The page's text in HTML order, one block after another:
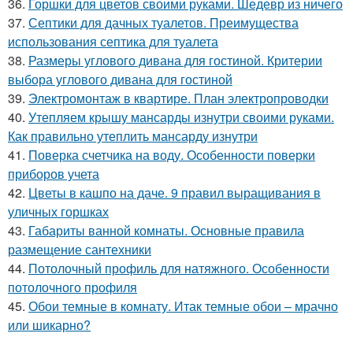
36. Горшки для цветов своими руками. Шедевр из ничего
37. Септики для дачных туалетов. Преимущества
использования септика для туалета
38. Размеры углового дивана для гостиной. Критерии
выбора углового дивана для гостиной
39. Электромонтаж в квартире. План электропроводки
40. Утепляем крышу мансарды изнутри своими руками.
Как правильно утеплить мансарду изнутри
41. Поверка счетчика на воду. Особенности поверки
приборов учета
42. Цветы в кашпо на даче. 9 правил выращивания в
уличных горшках
43. Габариты ванной комнаты. Основные правила
размещение сантехники
44. Потолочный профиль для натяжного. Особенности
потолочного профиля
45. Обои темные в комнату. Итак темные обои – мрачно
или шикарно?